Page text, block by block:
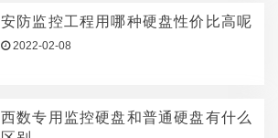
安防监控工程用哪种硬盘性价比高呢
2022-02-08
西数专用监控硬盘和普通硬盘有什么